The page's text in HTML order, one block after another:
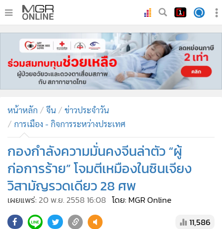
หน้าหลัก
ทันเหตุการณ์
• ภาคใต้
• บันเทิง
• ผู้จัดการรายวัน
คอลัมนิสต์
ละคร
• CbizReview
• Cyber BIZ
• ผู้จัดกวน
• Good health & Well-being
หน้าหลัก จีน
ข่าวประจำวัน
การเมือง - กิจการระหว่างประเทศ
กองกำลังความมั่นคงจีนล่าตัว “ผู้
ก่อการร้าย” โจมตีเหมืองในซินเจียง
วิสามัญรวดเดียว 28 ศพ
เผยแพร่: 20 พ.ย. 2558 16:08 โดย: MGR Online
11,586